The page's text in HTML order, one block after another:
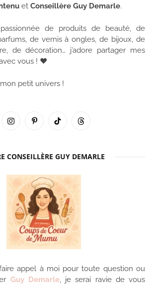
et Conseillère Guy Demarle.
de produits de beauté, de
de vernis à ongles, de bijoux, de
de décoration… j’adore partager mes
vous ! ♥
petit univers !
InstagramPinterestTikTok Threads
CONSEILLÈRE GUY DEMARLE
faire appel à moi pour toute question ou
Guy Demarle, je serai ravie de vous